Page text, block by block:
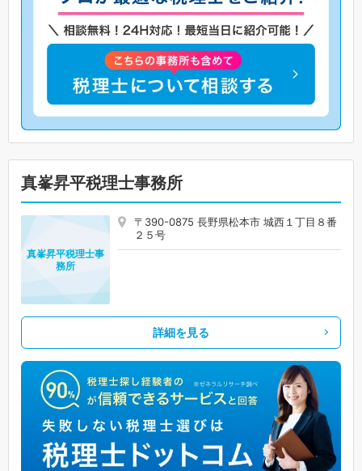
真峯昇平税理士事務所
〒390-0875 長野県松本市 城西１丁目８番
２５号
真峯昇平税理士事
務所
詳細を見る